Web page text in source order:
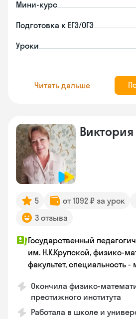
Мини-курс
Подготовка к ЕГЭ/ОГЭ
Уроки
Читать дальше
Виктория
5 от 1092 ₽ за урок
3 отзыва
Государственный
им. Н.К.Крупской, физико-
факультет, специальность -
Окончила физико-
престижного института
Работала в школе и